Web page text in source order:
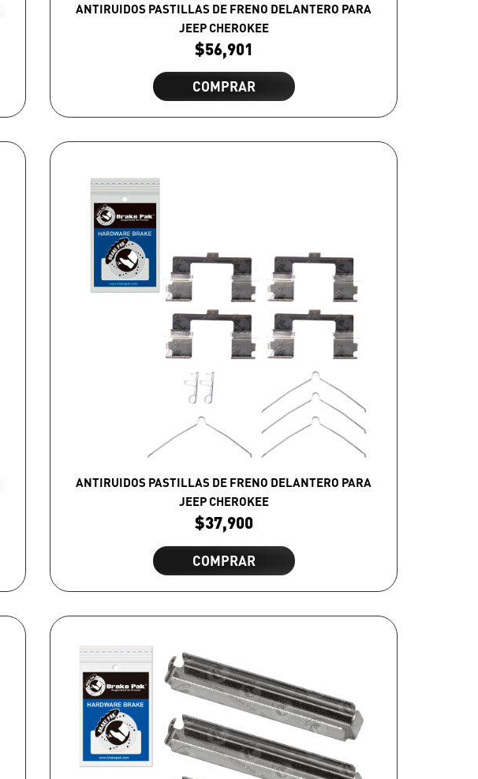
ANTIRUIDOS PASTILLAS DE FRENO DELANTERO PARA
JEEP CHEROKEE
$56,901
COMPRAR
ANTIRUIDOS PASTILLAS DE FRENO DELANTERO PARA
JEEP CHEROKEE
$37,900
COMPRAR